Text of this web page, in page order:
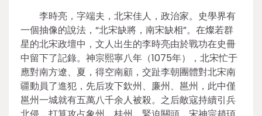
李時亮，字端夫，北宋佳人，政治家。史學界有
一個抽像的說法，“北宋缺將，南宋缺相”。在燦若群
星的北宋政壇中，文人出生的李時亮由於戰功在史冊
中留下了記錄。神宗熙寧八年（1075年），北宋忙于
應對南方遼、夏，得空南顧，交趾李朝團體對北宋南
疆動員了進犯，先后攻下欽州、廉州、邕州，此中僅
邕州一城就有五萬八千余人被殺。之后敵寇持續引兵